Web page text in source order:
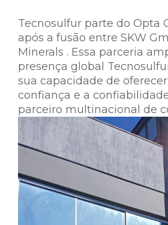
Tecnosulfur parte do Opta
após a fusão entre SKW
Minerals . Essa parceria
presença global
sua capacidade de
confiança e a
parceiro multinacional de